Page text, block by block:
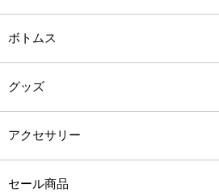
ボトムス
グッズ
アクセサリー
セール商品